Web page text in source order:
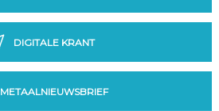
DIGITALE KRANT
METAALNIEUWSBRIEF